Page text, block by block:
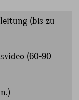
(bis zu
(60-90